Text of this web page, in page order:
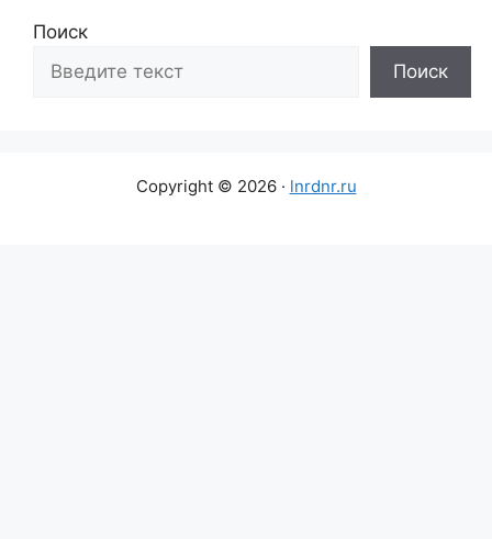
Поиск
Поиск
Copyright © 2026 · lnrdnr.ru